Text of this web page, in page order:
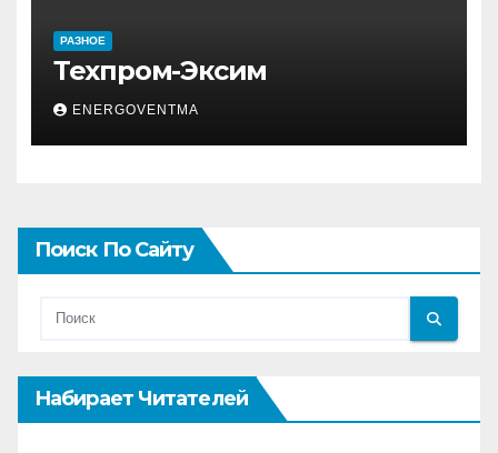
РАЗНОЕ
Техпром-Эксим
ENERGOVENTMA
Поиск По Сайту
Набирает Читателей